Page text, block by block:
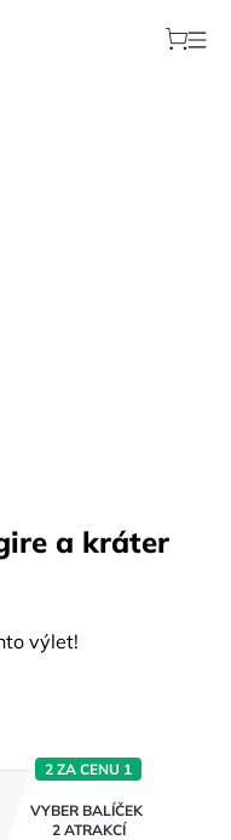
a kráter
výlet!
VYBER BALÍČEK
2 ATRAKCÍ
2 ZA CENU 1